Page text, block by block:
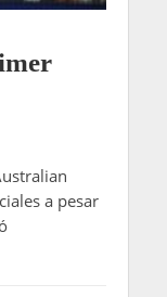
a pesar